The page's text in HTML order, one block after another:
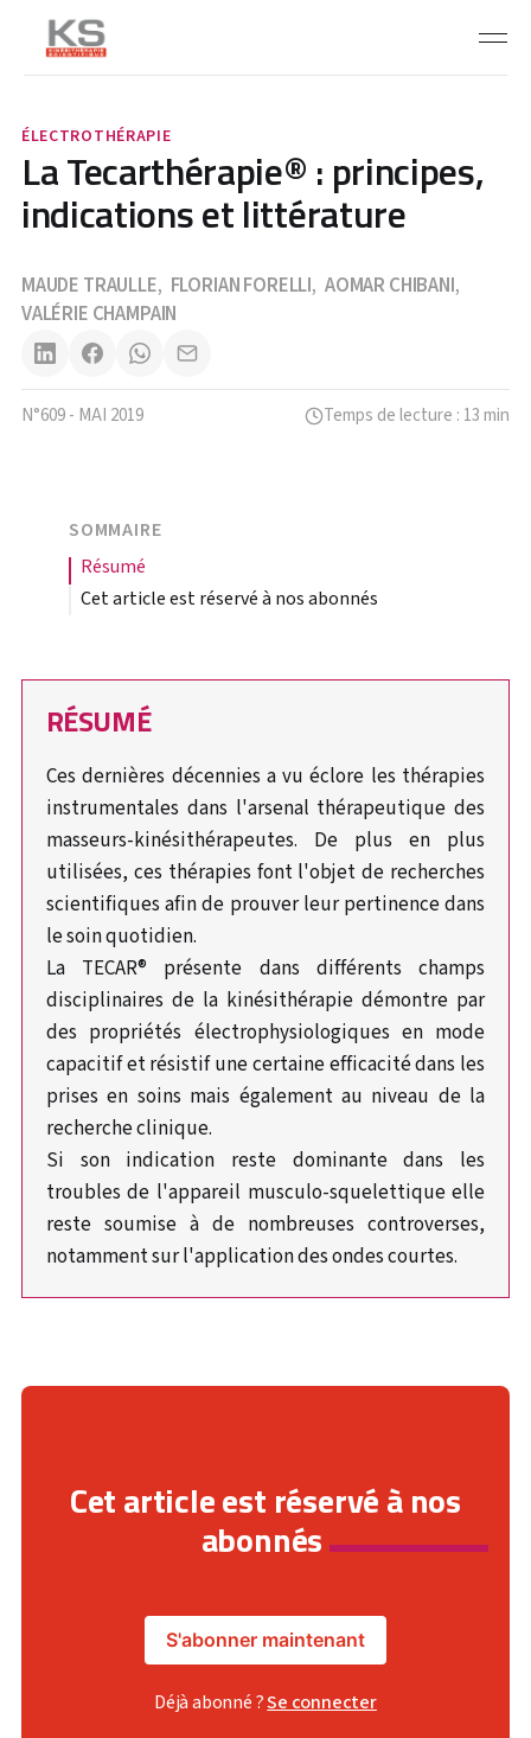
ÉLECTROTHÉRAPIE
La Tecarthérapie® : principes,
indications et littérature
MAUDE TRAULLE, FLORIAN FORELLI, AOMAR CHIBANI,
VALÉRIE CHAMPAIN
N°609 - MAI 2019 Temps de lecture : 13 min
SOMMAIRE
résumé
Cet article est réservé à nos abonnés
RÉSUMÉ
Ces dernières décennies a vu éclore les thérapies
instrumentales dans l'arsenal thérapeutique des
masseurs-kinésithérapeutes. De plus en plus
utilisées, ces thérapies font l'objet de recherches
scientifiques afin de prouver leur pertinence dans
le soin quotidien.
La TECAR® présente dans différents champs
disciplinaires de la kinésithérapie démontre par
des propriétés électrophysiologiques en mode
capacitif et résistif une certaine efficacité dans les
prises en soins mais également au niveau de la
recherche clinique.
Si son indication reste dominante dans les
troubles de l'appareil musculo-squelettique elle
reste soumise à de nombreuses controverses,
notamment sur l'application des ondes courtes.
Cet article est réservé à nos
abonnés
S'abonner maintenant
Déjà abonné ?Se connecter